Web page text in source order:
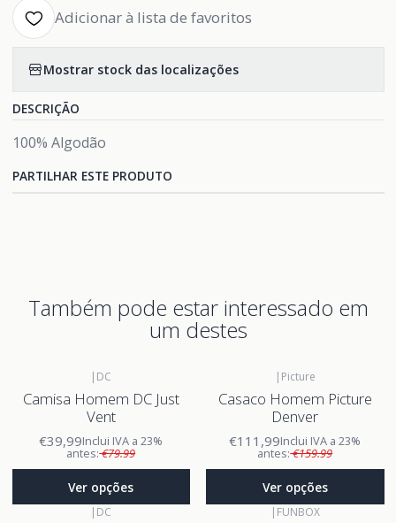
Adicionar à lista de favoritos
Mostrar stock das localizações
DESCRIÇÃO
100% Algodão
PARTILHAR ESTE PRODUTO
Também pode estar interessado em
um destes
| DC
Camisa Homem DC Just
Vent
€39,99Inclui IVA a 23%
antes:€79.99
Ver opções
| Picture
Casaco Homem Picture
Denver
€111,99Inclui IVA a 23%
antes:€159.99
Ver opções
| DC | FUNBOX